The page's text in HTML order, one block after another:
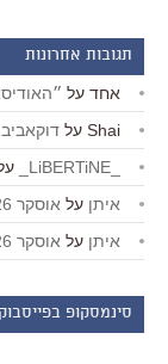
תגובות אחרונות
אחד על
Shai על דוקאביב 2026: שש או שבע המלצות
איתן על אוסקר 2026: כל הזוכים
איתן על אוסקר 2026: כל הזוכים
סינמסקופ בפייסבוק